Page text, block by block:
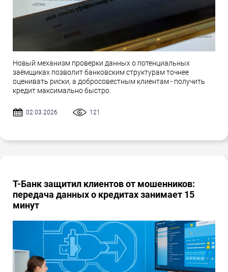
Новый механизм проверки данных о потенциальных
заёмщиках позволит банковским структурам точнее
оценивать риски, а добросовестным клиентам - получить
кредит максимально быстро.
02.03.2026 121
Т-Банк защитил клиентов от мошенников:
передача данных о кредитах занимает 15
минут